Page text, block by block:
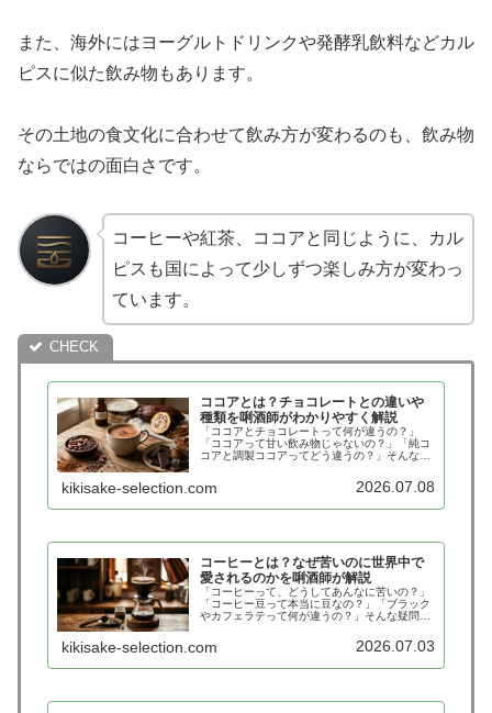
また、海外にはヨーグルトドリンクや発酵乳飲料などカル
ピスに似た飲み物もあります。
その土地の食文化に合わせて飲み方が変わるのも、飲み物
ならではの面白さです。
コーヒーや紅茶、ココアと同じように、カル
ピスも国によって少しずつ楽しみ方が変わっ
ています。
ココアとは？チョコレートとの違いや
種類を唎酒師がわかりやすく解説
「ココアとチョコレートって何が違うの？」
「ココアって甘い飲み物じゃないの？」「純コ
コアと調製ココアってどう違うの？」そんな疑
ると飲みたくなるココア。子どもの頃に飲んだ
甘いココアを思い出す人も多いので…
kikisake-selection.com 2026.07.08
コーヒーとは？なぜ苦いのに世界中で
愛されるのかを唎酒師が解説
「コーヒーって、どうしてあんなに苦いの？」
「コーヒー豆って本当に豆なの？」「ブラック
やカフェラテって何が違うの？」そんな疑問を
の合間、カフェでのひとときなど、コーヒーは
世界中で親しまれている飲み物で…
kikisake-selection.com 2026.07.03